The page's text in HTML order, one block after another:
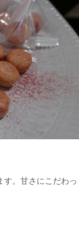
す。甘さにこだわっ